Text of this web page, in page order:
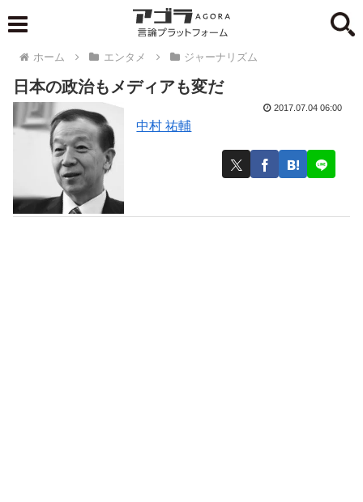
ホーム エンタメ ジャーナリズム
日本の政治もメディアも変だ
中村 祐輔
2017.07.04 06:00